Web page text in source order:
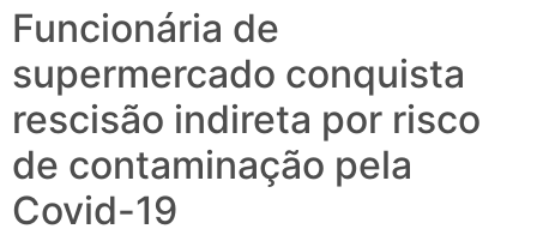
Funcionária de
supermercado conquista
rescisão indireta por risco
de contaminação pela
Covid-19